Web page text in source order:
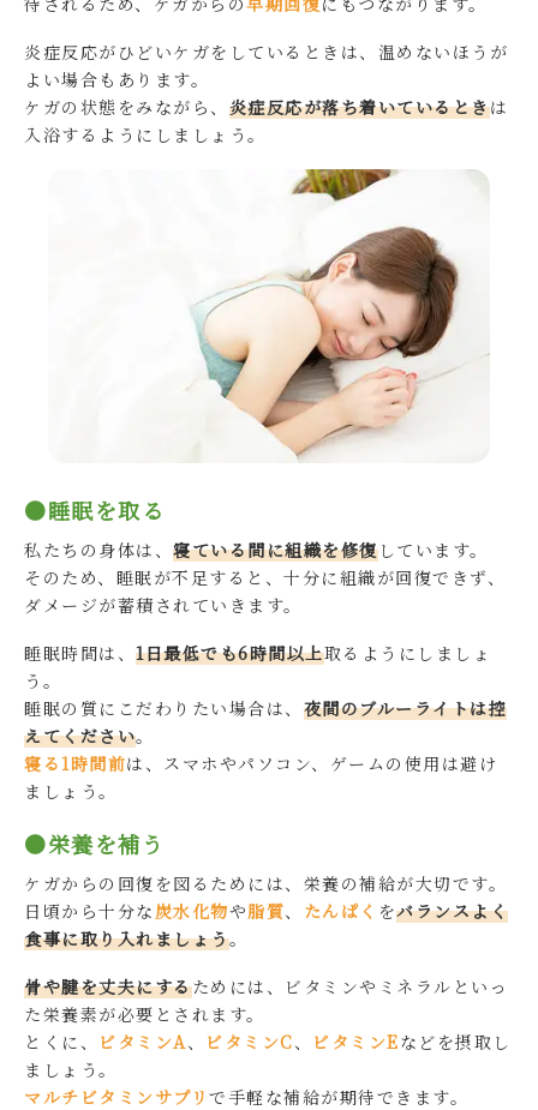
炎症反応がひどいケガをしているときは、温めないほうが
よい場合もあります。
ケガの状態をみながら、 炎症反応が落ち着いているときは
入浴するようにしましょう。
●睡眠を取る
私たちの身体は、 寝ている間に組織を修復しています。
そのため、睡眠が不足すると、十分に組織が回復できず、
ダメージが蓄積されていきます。
睡眠時間は、 1日最低でも6時間以上取るようにしましょ
う。
睡眠の質にこだわりたい場合は、 夜間のブルーライトは控
えてください。
寝る1時間前は、スマホやパソコン、ゲームの使用は避け
ましょう。
●栄養を補う
ケガからの回復を図るためには、栄養の補給が大切です。
日頃から十分な 炭水化物や脂質、 たんぱく をバランスよく
食事に取り入れましょう。
骨や腱を丈夫にするためには、ビタミンやミネラルといっ
た栄養素が必要とされます。
とくに、 ビタミンA、 ビタミンC、 ビタミンEなどを摂取し
ましょう。
マルチビタミンサプリ で手軽な補給が期待できます。